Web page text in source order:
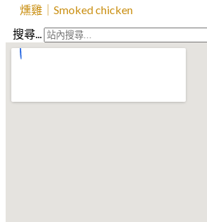
燻雞｜Smoked chicken
搜尋...